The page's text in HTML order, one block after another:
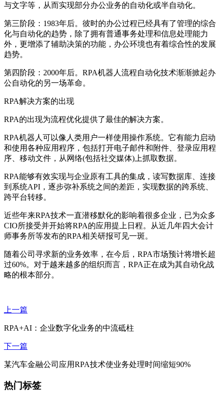
与文字等，从而实现部分办公业务的自动化或半自动化。
第三阶段：1983年后。彼时的办公过程已经具有了管理的综合
化与自动化的趋势，除了拥有普通事务处理和信息处理能力
外，更增添了辅助决策的功能，办公环境也有着综合性的发展
趋势。
第四阶段：2000年后。RPA机器人流程自动化技术渐渐掀起办
公自动化的另一场革命。
RPA解决方案的出现
RPA的出现为流程优化提供了最佳的解决方案。
RPA机器人可以像人类用户一样使用操作系统。它有能力启动
和使用各种应用程序，包括打开电子邮件和附件、登录应用程
序、移动文件，从网络(包括社交媒体)上抓取数据。
RPA能够有效实现与企业原有工具的集成，读写数据库、连接
到系统API，逐步弥补系统之间的差距，实现数据的跨系统、
跨平台转移。
近些年来RPA技术一直潜移默化的影响着很多企业，已为众多
CIO所接受并开始将RPA的应用提上日程。从近几年四大会计
师事务所等发布的RPA相关研报可见一斑。
随着公司寻求新的业务效率，在今后，RPA市场预计将增长超
过60%。对于越来越多的组织而言，RPA正在成为其自动化战
略的根本部分。
上一篇
RPA+AI：企业数字化业务的中流砥柱
下一篇
某汽车金融公司应用RPA技术使业务处理时间缩短90%
热门标签